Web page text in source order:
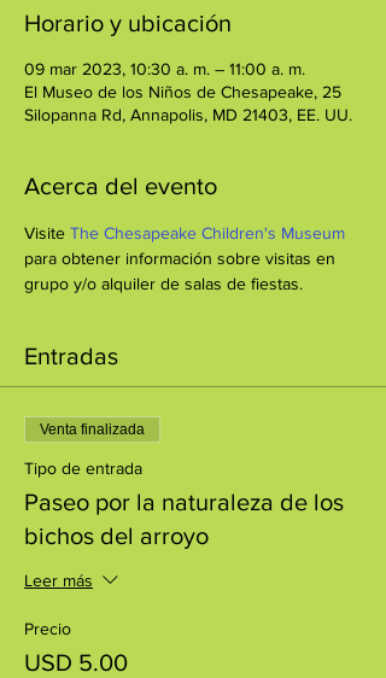
Horario y ubicación
09 mar 2023, 10:30 a. m. – 11:00 a. m.
El Museo de los Niños de Chesapeake, 25
Silopanna Rd, Annapolis, MD 21403, EE. UU.
Acerca del evento
Visite The Chesapeake Children's Museum
para obtener información sobre visitas en
grupo y/o alquiler de salas de fiestas.
Entradas
Venta finalizada
Tipo de entrada
Paseo por la naturaleza de los
bichos del arroyo
Leer más
Precio
USD 5.00